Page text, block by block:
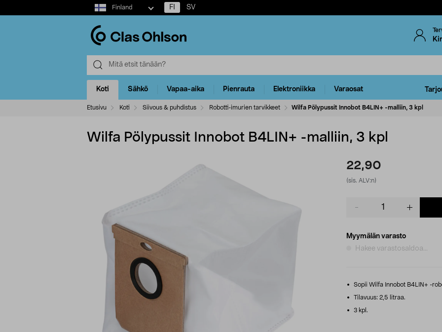
Select
market
Finland FI SV
Koti Sähkö Vapaa-aika Pienrauta Elektroniikka Varaosat
Etusivu Koti Siivous & puhdistus Robotti-imurien tarvikkeet Wilfa Pölypussit Innobot B4LIN+ -malliin, 3 kpl
Wilfa Pölypussit Innobot B4LIN+ -malliin, 3 kpl
22,90
(sis. ALV:n)
Myymälän varasto
Hakee varastosaldoa...
Sopii Wilfa Innobot B4LIN+ -
Tilavuus: 2,5 litraa.
3 kpl.